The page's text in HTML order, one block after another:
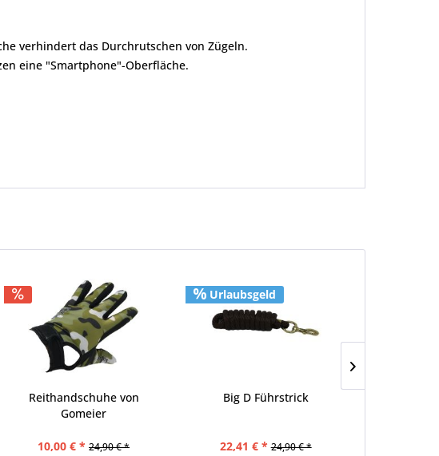
verhindert das Durchrutschen von Zügeln.
eine "Smartphone"-Oberfläche.
Reithandschuhe von
Gomeier
10,00 € * 24,90 € *
Urlaubsgeld
Big D Führstrick
22,41 € * 24,90 € *